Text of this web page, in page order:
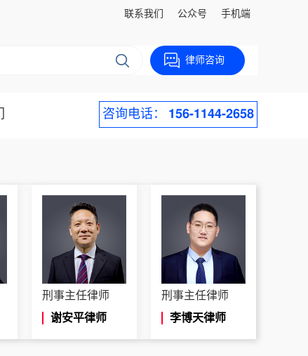
联系我们 公众号 手机端
律师咨询
咨询电话： 156-1144-2658
刑事主任律师
谢安平律师
刑事主任律师
李博天律师